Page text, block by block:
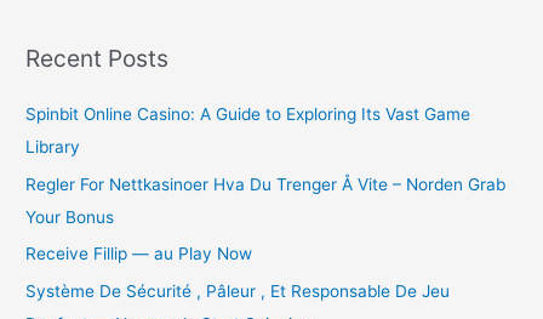
r
h
f
o
r
:
Recent Posts
Spinbit Online Casino: A Guide to Exploring Its Vast Game
Library
Regler For Nettkasinoer Hva Du Trenger Å Vite – Norden Grab
Your Bonus
Receive Fillip — au Play Now
Système De Sécurité , Pâleur , Et Responsable De Jeu